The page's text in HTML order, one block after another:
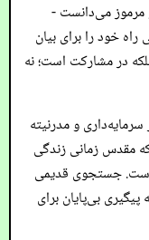
مرموز می‌دانست -
راه خود را برای بیان
در مشارکت است؛ نه
و مدرنیته
مقدس زمانی زندگی
جستجوی قدیمی
بی‌پایان برای